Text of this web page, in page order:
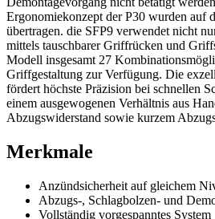
Ergonomiekonzept der P30 wurden auf
übertragen. die SFP9 verwendet nicht
mittels tauschbarer Griffrücken und
Modell insgesamt 27
Griffgestaltung zur Verfügung. Die
fördert höchste Präzision bei schnellen
einem ausgewogenen Verhältnis aus
Abzugswiderstand sowie kurzem
Merkmale
Anzündsicherheit auf gleichem
Abzugs-, Schlagbolzen- und
Vollständig vorgespanntes System